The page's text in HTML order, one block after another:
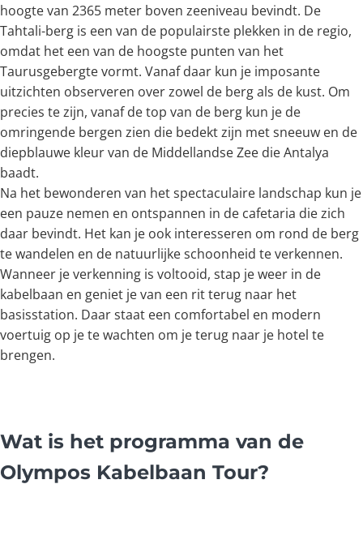
hoogte van 2365 meter boven zeeniveau bevindt. De
Tahtali-berg is een van de populairste plekken in de regio,
omdat het een van de hoogste punten van het
Taurusgebergte vormt. Vanaf daar kun je imposante
uitzichten observeren over zowel de berg als de kust. Om
precies te zijn, vanaf de top van de berg kun je de
omringende bergen zien die bedekt zijn met sneeuw en de
diepblauwe kleur van de Middellandse Zee die Antalya
baadt.
Na het bewonderen van het spectaculaire landschap kun je
een pauze nemen en ontspannen in de cafetaria die zich
daar bevindt. Het kan je ook interesseren om rond de berg
te wandelen en de natuurlijke schoonheid te verkennen.
Wanneer je verkenning is voltooid, stap je weer in de
kabelbaan en geniet je van een rit terug naar het
basisstation. Daar staat een comfortabel en modern
voertuig op je te wachten om je terug naar je hotel te
brengen.
Wat is het programma van de
Olympos Kabelbaan Tour?